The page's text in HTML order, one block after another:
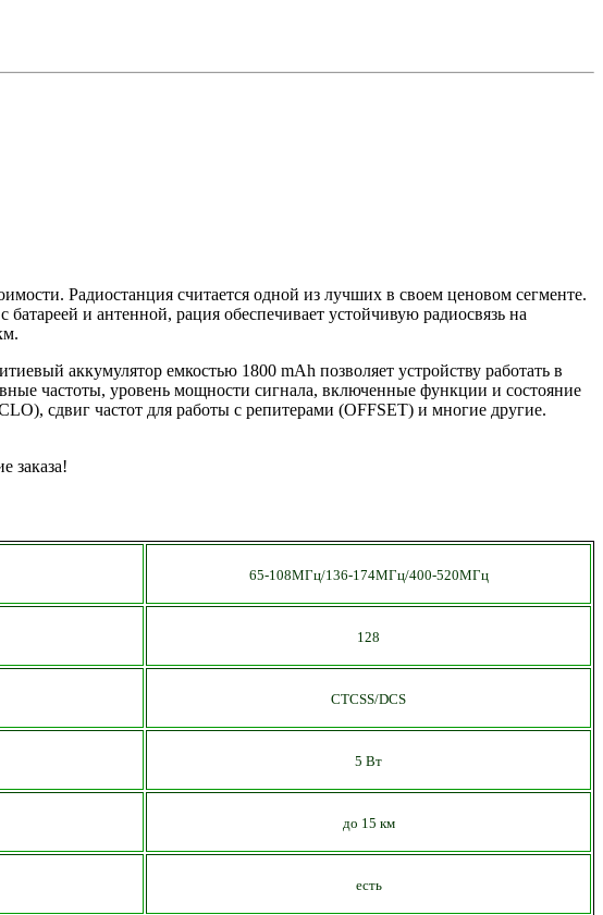
Радиостанция считается одной из лучших в своем ценовом сегменте.
и антенной, рация обеспечивает устойчивую радиосвязь на
аккумулятор емкостью 1800 mAh позволяет устройству работать в
частоты, уровень мощности сигнала, включенные функции и состояние
сдвиг частот для работы с репитерами (OFFSET) и многие другие.
заказа!
65-108МГц/136-174МГц/400-520МГц
128
CTCSS/DCS
5 Вт
до 15 км
есть